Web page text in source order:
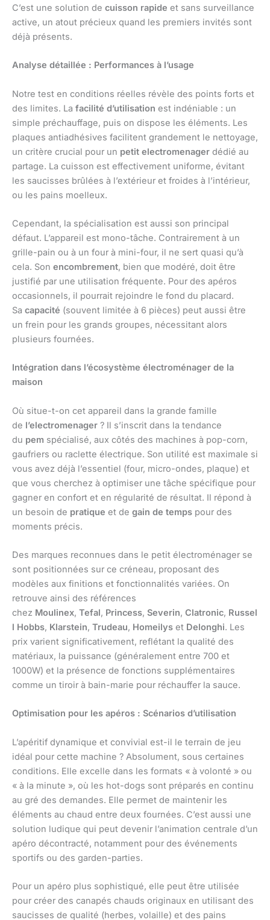
C’est une solution de cuisson rapide et sans surveillance
active, un atout précieux quand les premiers invités sont
déjà présents.
Analyse détaillée : Performances à l’usage
Notre test en conditions réelles révèle des points forts et
des limites. La facilité d’utilisation est indéniable : un
simple préchauffage, puis on dispose les éléments. Les
plaques antiadhésives facilitent grandement le nettoyage,
un critère crucial pour un petit electromenager dédié au
partage. La cuisson est effectivement uniforme, évitant
les saucisses brûlées à l’extérieur et froides à l’intérieur,
ou les pains moelleux.
Cependant, la spécialisation est aussi son principal
défaut. L’appareil est mono-tâche. Contrairement à un
grille-pain ou à un four à mini-four, il ne sert quasi qu’à
cela. Son encombrement, bien que modéré, doit être
justifié par une utilisation fréquente. Pour des apéros
occasionnels, il pourrait rejoindre le fond du placard.
Sa capacité (souvent limitée à 6 pièces) peut aussi être
un frein pour les grands groupes, nécessitant alors
plusieurs fournées.
Intégration dans l’écosystème électroménager de la
maison
Où situe-t-on cet appareil dans la grande famille
de l’electromenager ? Il s’inscrit dans la tendance
du pem spécialisé, aux côtés des machines à pop-corn,
gaufriers ou raclette électrique. Son utilité est maximale si
vous avez déjà l’essentiel (four, micro-ondes, plaque) et
que vous cherchez à optimiser une tâche spécifique pour
gagner en confort et en régularité de résultat. Il répond à
un besoin de pratique et de gain de temps pour des
moments précis.
Des marques reconnues dans le petit électroménager se
sont positionnées sur ce créneau, proposant des
modèles aux finitions et fonctionnalités variées. On
retrouve ainsi des références
chez Moulinex, Tefal, Princess, Severin, Clatronic, Russel
l Hobbs, Klarstein, Trudeau, Homeilys et Delonghi. Les
prix varient significativement, reflétant la qualité des
matériaux, la puissance (généralement entre 700 et
1000W) et la présence de fonctions supplémentaires
comme un tiroir à bain-marie pour réchauffer la sauce.
Optimisation pour les apéros : Scénarios d’utilisation
L’apéritif dynamique et convivial est-il le terrain de jeu
idéal pour cette machine ? Absolument, sous certaines
conditions. Elle excelle dans les formats « à volonté » ou
« à la minute », où les hot-dogs sont préparés en continu
au gré des demandes. Elle permet de maintenir les
éléments au chaud entre deux fournées. C’est aussi une
solution ludique qui peut devenir l’animation centrale d’un
apéro décontracté, notamment pour des événements
sportifs ou des garden-parties.
Pour un apéro plus sophistiqué, elle peut être utilisée
pour créer des canapés chauds originaux en utilisant des
saucisses de qualité (herbes, volaille) et des pains